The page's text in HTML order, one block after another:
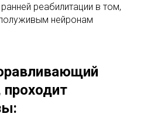
реабилитации в том,
нейронам
проходит